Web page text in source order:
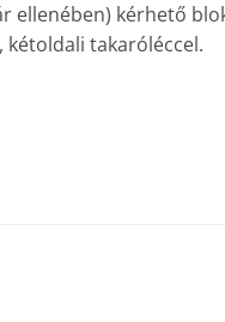
ellenében) kérhető
kétoldali takaróléccel.